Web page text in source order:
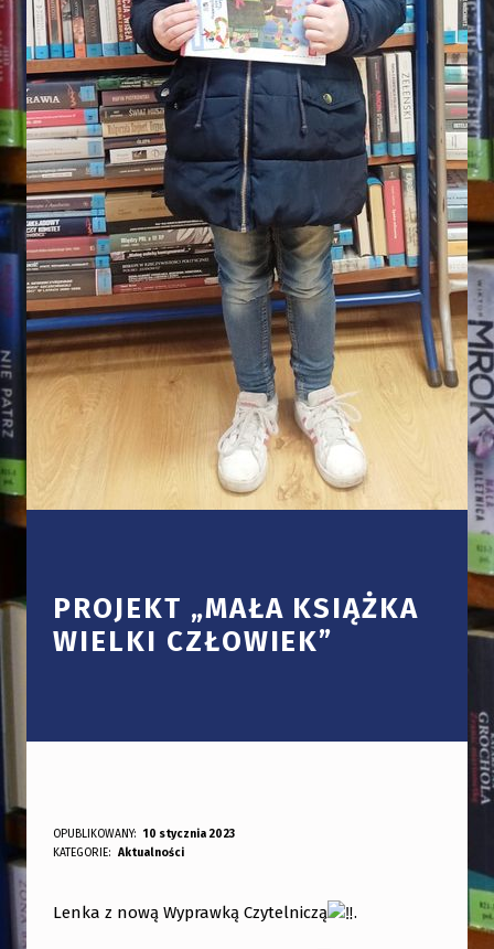
PROJEKT „MAŁA KSIĄŻKA
WIELKI CZŁOWIEK”
P
O
OPUBLIKOWANY: 10 stycznia 2023
DODANY PRZEZ:
KATEGORIE: Aktualności
Lenka z nową Wyprawką Czytelniczą .